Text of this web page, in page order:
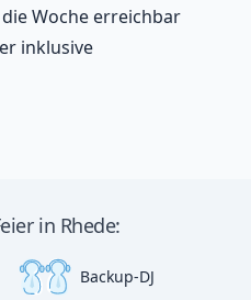
Woche erreichbar
inklusive
in Rhede:
Backup-DJ